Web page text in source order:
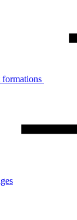
formations